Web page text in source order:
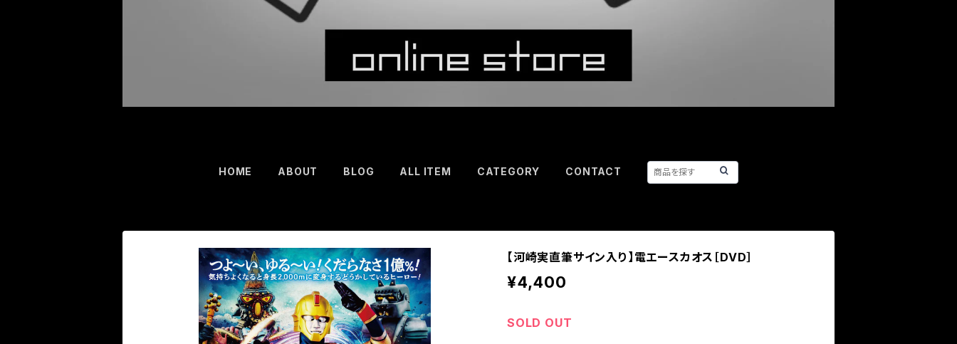
HOME ABOUT BLOG ALL ITEM CATEGORY CONTACT
【河崎実直筆サイン入り】電エースカオス［DVD］
¥4,400
SOLD OUT